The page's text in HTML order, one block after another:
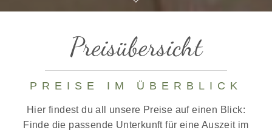
Preisübersicht
PREISE IM ÜBERBLICK
Hier findest du all unsere Preise auf einen Blick:
Finde die passende Unterkunft für eine Auszeit im